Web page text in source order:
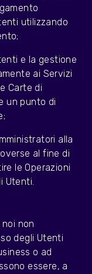
utilizzando
e la gestione
ai Servizi
Carte di
un punto di
alla
al fine di
le Operazioni
Utenti.
non
degli Utenti
o ad
essere, a